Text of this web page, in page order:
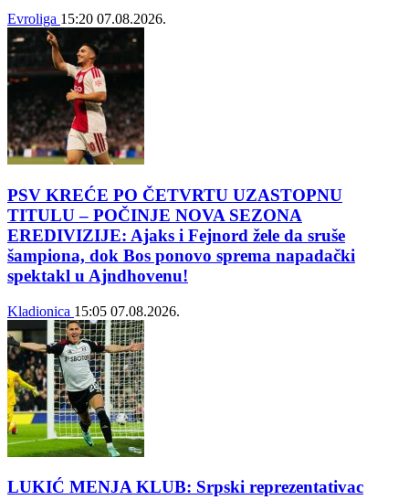
Evroliga 15:20 07.08.2026.
PSV KREĆE PO ČETVRTU UZASTOPNU
TITULU – POČINJE NOVA SEZONA
EREDIVIZIJE: Ajaks i Fejnord žele da sruše
šampiona, dok Bos ponovo sprema napadački
spektakl u Ajndhovenu!
Kladionica 15:05 07.08.2026.
LUKIĆ MENJA KLUB: Srpski reprezentativac